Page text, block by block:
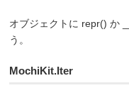
オブジェクトに repr() か
う。
MochiKit.Iter